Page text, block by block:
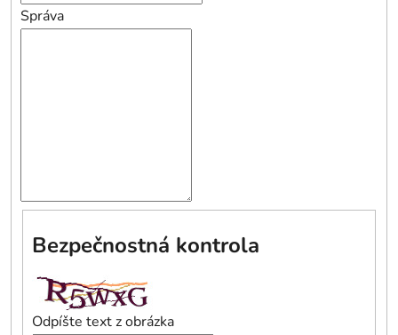
Správa
Bezpečnostná kontrola
Odpíšte text z obrázka